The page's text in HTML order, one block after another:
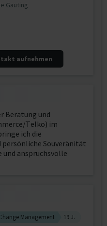
Gauting
aufnehmen
Beratung und
Telko) im
ich die
Souveränität
anspruchsvolle
Management
19 J.